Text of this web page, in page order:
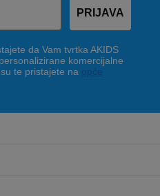
PRIJAVA
da Vam tvrtka AKIDS
komercijalne
te pristajete na